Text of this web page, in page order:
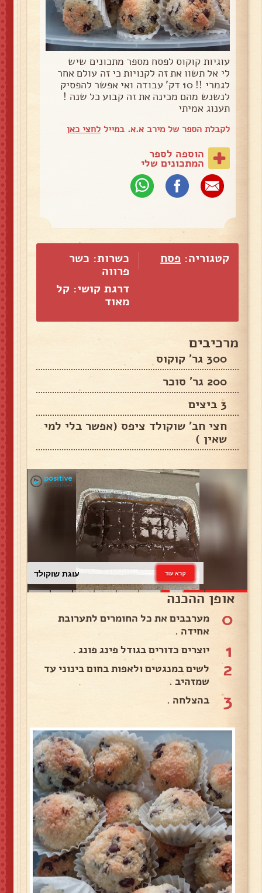
עוגיות קוקוס לפסח מספר מתכונים שיש
לי אל תשוו את זה לקנויות כי זה עולם אחר
לגמרי !! 10 דק' עבודה ואי אפשר להפסיק
לנשנש מהם מכינה את זה קבוע כל שנה !
תענוג אמיתי
לקבלת הספר של מירב א.א. במייללחצי כאן
הוספה לספר
המתכונים שלי
קטגוריה: פסח
כשרות: כשר
פרווה
דרגת קושי: קל
מאוד
מרכיבים
300 גר' קוקוס
200 גר' סוכר
3 ביצים
חצי חב' שוקולד ציפס (אפשר בלי למי
שאין )
עוגת שוקולד קרא עוד
אופן ההכנה
0
מערבבים את כל החומרים לתערובת
אחידה .
1 יוצרים כדורים בגודל פינג פונג .
2
לשים במנגטים ולאפות בחום בינוני עד
שמזהיב .
3 בהצלחה .